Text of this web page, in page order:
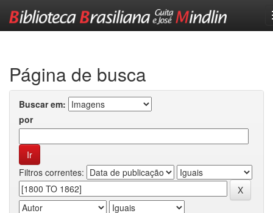
Página de busca
Buscar em:
por
Filtros correntes: